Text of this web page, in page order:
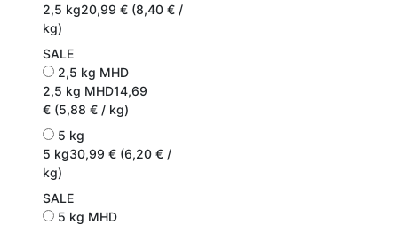
2,5 kg20,99 € (8,40 € /
kg)
SALE
2,5 kg MHD
2,5 kg MHD14,69
€ (5,88 € / kg)
5 kg
5 kg30,99 € (6,20 € /
kg)
SALE
5 kg MHD